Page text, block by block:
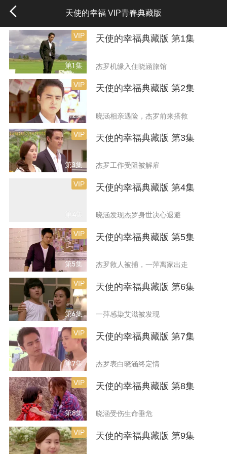
天使的幸福 VIP青春典藏版
第1集
VIP 天使的幸福典藏版 第1集
杰罗机缘入住晓涵旅馆
第2集
VIP 天使的幸福典藏版 第2集
晓涵相亲遇险，杰罗前来搭救
第3集
VIP 天使的幸福典藏版 第3集
杰罗工作受阻被解雇
第4集
VIP 天使的幸福典藏版 第4集
晓涵发现杰罗身世决心退避
第5集
VIP 天使的幸福典藏版 第5集
杰罗救人被捕，一萍离家出走
第6集
VIP 天使的幸福典藏版 第6集
一萍感染艾滋被发现
第7集
VIP 天使的幸福典藏版 第7集
杰罗表白晓涵终定情
第8集
VIP 天使的幸福典藏版 第8集
晓涵受伤生命垂危
VIP 天使的幸福典藏版 第9集